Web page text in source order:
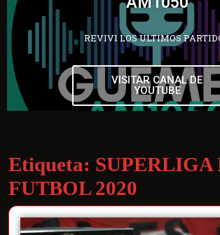
REVIVI LOS ULTIMOS
VISITAR CANAL DE
YOUTUBE
Etiqueta: SUPERLIGA
FUTBOL 2020